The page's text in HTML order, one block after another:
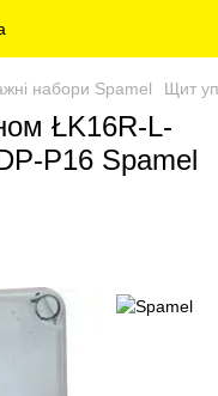
набори Spamel Щит
ŁK16R-L-
P16 Spamel